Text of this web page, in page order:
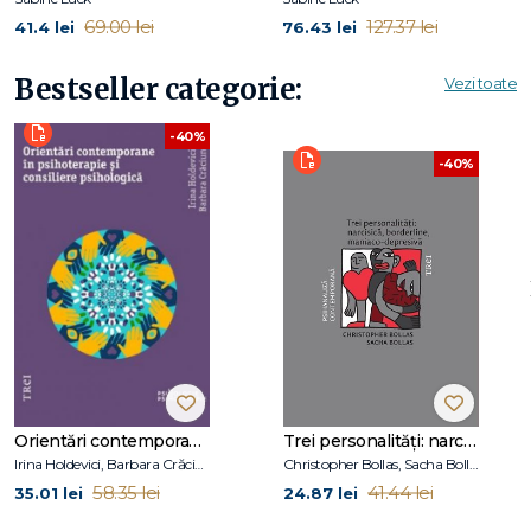
Cuvânt-înainte (Oskar Holzberg)
Introducere
Ce este de fapt un destin moștenit?
Ereditar sau dobândit?
Impactul traumei asupra atașamentului și relațiilor
Încrederea primară este baza pentru iubirea de sine
Cum s-a născut ideea acestei cărți
Descoperirea Codului Generațional
Câteva sfaturi pentru lucrul cu această carte
Capitolul 1: Pregătește-te pentru călătoria către strămoșii tăi
Cine suntem noi fără suferința strămoșilor noștri?
Exercițiul 1: Un mesaj din trecut
Respectă soarta strămoșilor tăi
Atunci când strămoșii nu mai trăiesc
Stabilizarea
41.4 lei 69.00 lei 76.43 lei 127.37 lei
Bestseller categorie: Vezi toate
-40%
Orientări contemporane în psihoterapie și consiliere psihologică
35.01 lei 58.35 lei
-40%
Trei personalități: narcisică, borderline, maniaco-depresivă
24.87 lei 41.44 lei